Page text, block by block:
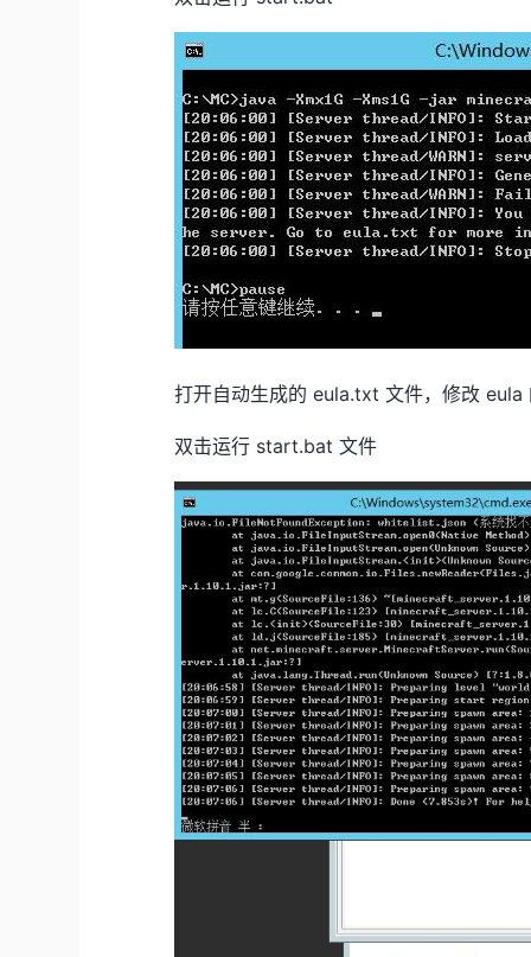
打开自动生成的 eula.txt 文件，修改 eula
双击运行 start.bat 文件